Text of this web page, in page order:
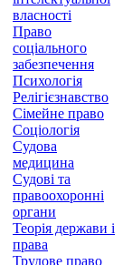
власності
Право
соціального
забезпечення
Психологія
Релігієзнавство
Сімейне право
Соціологія
Судова
медицина
Судові та
правоохоронні
органи
Теорія держави і
права
Трудове право